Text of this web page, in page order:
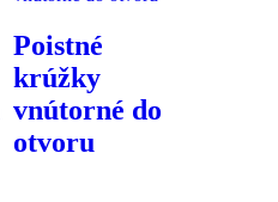
Poistné
krúžky
vnútorné do
otvoru